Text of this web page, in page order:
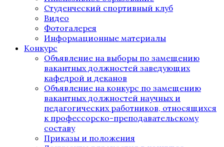
Студенческий спортивный клуб
Видео
Фотогалерея
Информационные материалы
Конкурс
Объявление на выборы по замещению
вакантных должностей заведующих
кафедрой и деканов
Объявление на конкурс по замещению
вакантных должностей научных и
педагогических работников, относящихся
к профессорско-преподавательскому
составу
Приказы и положения